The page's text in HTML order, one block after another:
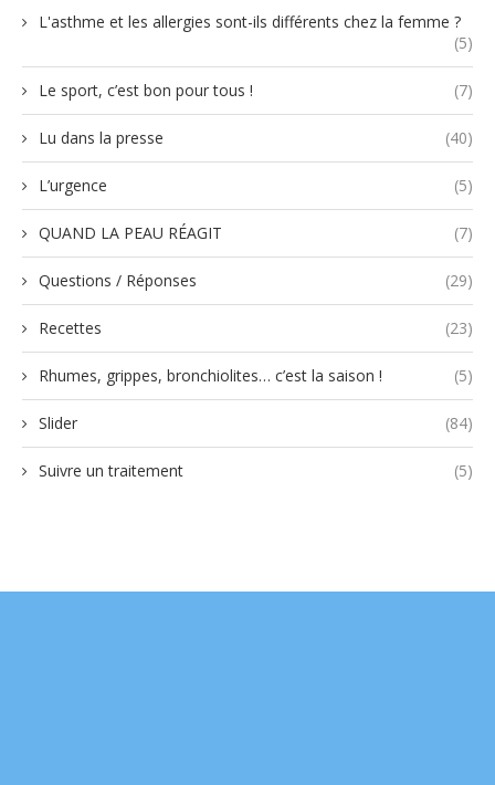
L'asthme et les allergies sont-ils différents chez la femme ?
(5)
Le sport, c’est bon pour tous ! (7)
Lu dans la presse (40)
L’urgence (5)
QUAND LA PEAU RÉAGIT (7)
Questions / Réponses (29)
Recettes (23)
Rhumes, grippes, bronchiolites… c’est la saison ! (5)
Slider (84)
Suivre un traitement (5)